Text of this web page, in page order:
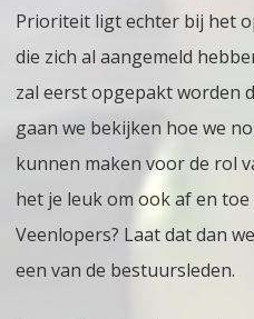
Prioriteit ligt echter bij het
die zich al aangemeld
zal eerst opgepakt worden
gaan we bekijken hoe we
kunnen maken voor de rol
het je leuk om ook af en
Veenlopers? Laat dat dan
een van de bestuursleden.